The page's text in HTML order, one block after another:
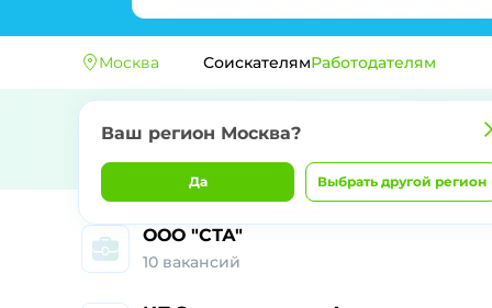
Москва
Ваш регион Москва?
Да Выбрать другой регион
СоискателямРаботодателям
Работа и
ООО "СТА"
10 вакансий